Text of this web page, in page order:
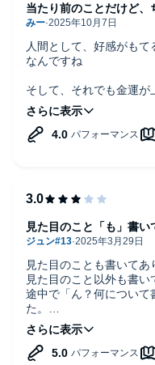
人間として、好感がも
なんですね
そして、それでも金運が
対する抵抗があるからな
心理学や自己啓発みたい
返りました
見た目を侮るなかれ！
当たり前のことだけど
見た目のことも書いてあ
見た目のこと以外も書い
途中で「ん？何について
た。
見た目について知りたい
います。
見た目のこと「も」書い